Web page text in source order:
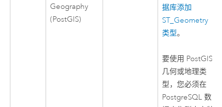
Geography
(PostGIS)
据库添加
ST_Geometry
类型。
要使用 PostGIS
几何或地理类
型，您必须在
PostgreSQL 数